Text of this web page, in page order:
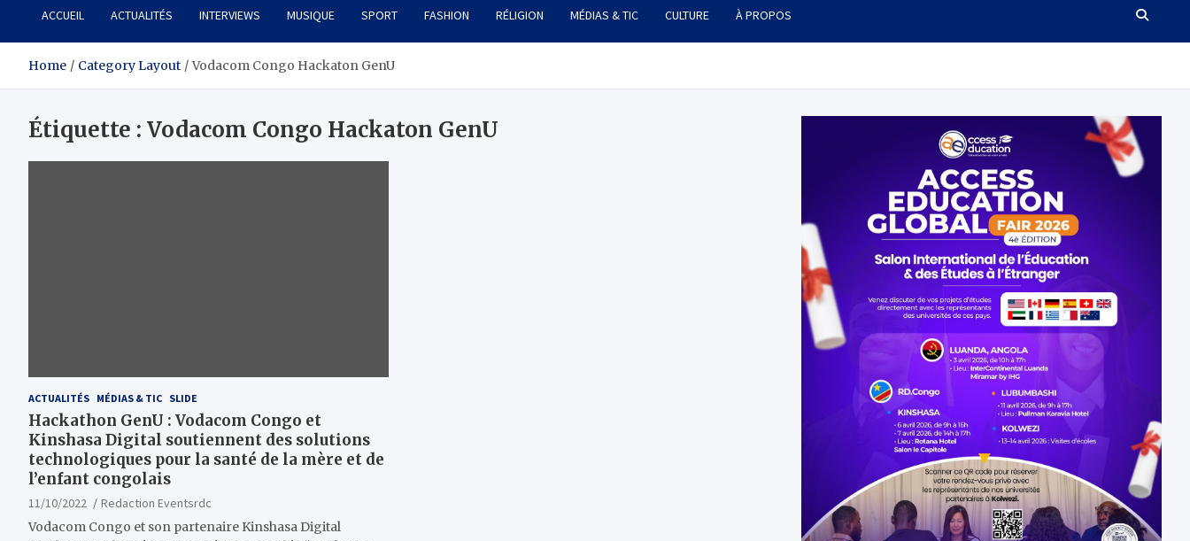
ACCUEIL ACTUALITÉS INTERVIEWS MUSIQUE SPORT FASHION RÉLIGION MÉDIAS & TIC CULTURE À PROPOS
Home Category Layout Vodacom Congo Hackaton GenU
Étiquette : Vodacom Congo Hackaton GenU
ACTUALITÉS MÉDIAS & TIC SLIDE
Hackathon GenU : Vodacom Congo et
Kinshasa Digital soutiennent des solutions
technologiques pour la santé de la mère et de
l’enfant congolais
11/10/2022
Redaction Eventsrdc
Vodacom Congo et son partenaire Kinshasa Digital